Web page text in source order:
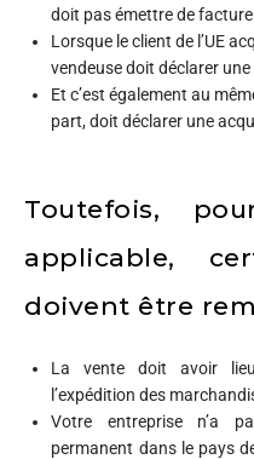
doit pas émettre de
Lorsque le client de l’UE
vendeuse doit déclarer
Et c’est également au
part, doit déclarer une
Toutefois,
applicable,
doivent être
La vente doit avoir
l’expédition des
Votre entreprise n’a
permanent dans le pays